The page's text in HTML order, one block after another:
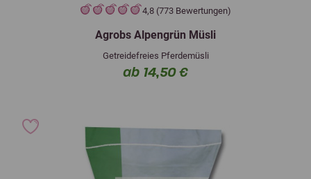
4,8 (773 Bewertungen)
Agrobs Alpengrün Müsli
Getreidefreies Pferdemüsli
ab 14,50 €